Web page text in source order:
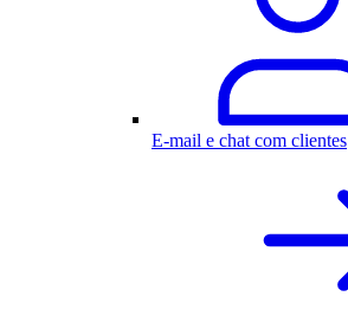
E-mail e chat com clientes